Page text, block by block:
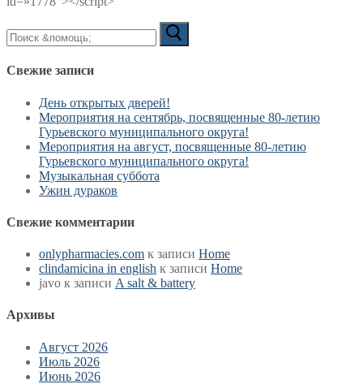
Искать:
Свежие записи
День открытых дверей!
Мероприятия на сентябрь, посвященные 80-летию
Гурьевского муниципального округа!
Мероприятия на август, посвященные 80-летию
Гурьевского муниципального округа!
Музыкальная суббота
Ужин дураков
Свежие комментарии
onlypharmacies.com к записи Home
clindamicina in english к записи Home
javo к записи A salt & battery
Архивы
Август 2026
Июль 2026
Июнь 2026